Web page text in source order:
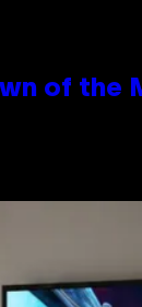
of the